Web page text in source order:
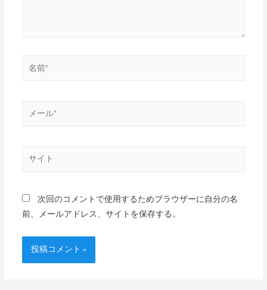
次回のコメントで使用するためブラウザーに自分の名
前、メールアドレス、サイトを保存する。